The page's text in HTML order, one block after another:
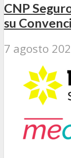
CNP
su
7 agosto